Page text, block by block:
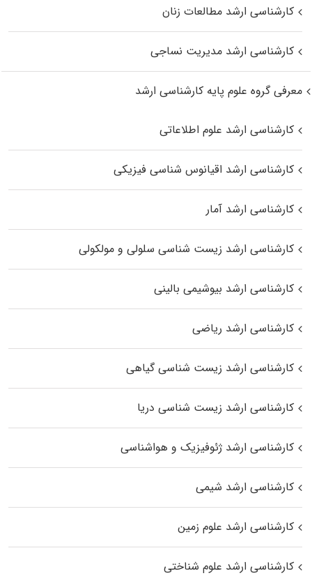
کارشناسی ارشد مطالعات زنان
کارشناسی ارشد مدیریت نساجی
معرفی گروه علوم پایه کارشناسی ارشد
کارشناسی ارشد علوم اطلاعاتی
کارشناسی ارشد اقیانوس‌ شناسی فیزیکی
کارشناسی ارشد آمار
کارشناسی ارشد زیست شناسی سلولی و مولکولی
کارشناسی ارشد بیوشیمی بالینی
کارشناسی ارشد ریاضی
کارشناسی ارشد زیست‌ شناسی گیاهی
کارشناسی ارشد زیست‌ شناسی دریا
کارشناسی ارشد ژئوفیزیک و هواشناسی
کارشناسی ارشد شیمی
کارشناسی ارشد علوم زمین
کارشناسی ارشد علوم شناختی